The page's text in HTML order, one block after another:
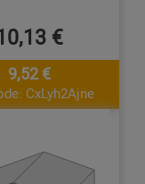
€
9,52 €
CxLyh2Ajne